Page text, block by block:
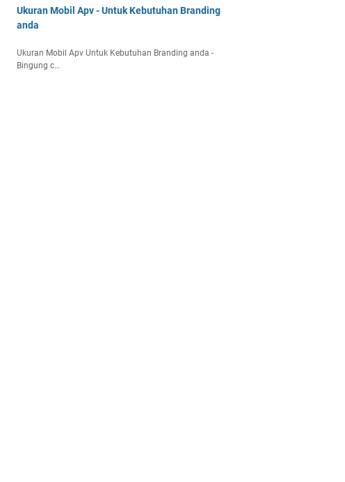
Ukuran Mobil Apv - Untuk Kebutuhan Branding
anda
Ukuran Mobil Apv Untuk Kebutuhan Branding anda -
Bingung c…